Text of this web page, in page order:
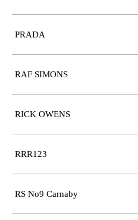
PRADA
RAF SIMONS
RICK OWENS
RRR123
RS No9 Carnaby